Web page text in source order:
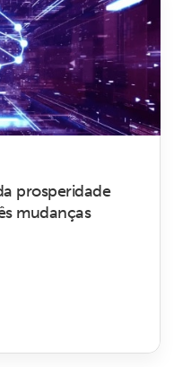
prosperidade
mudanças